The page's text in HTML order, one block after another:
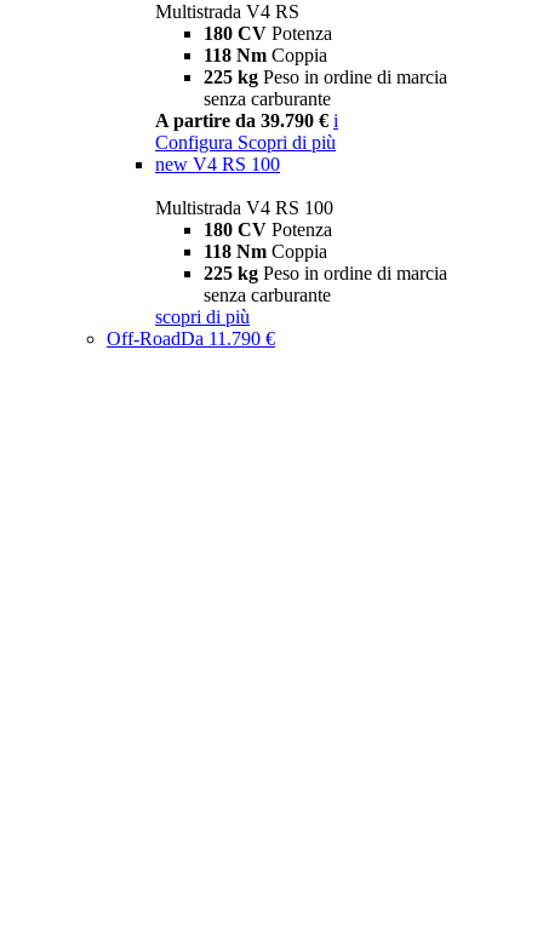
Multistrada V4 RS
180 CV Potenza
118 Nm Coppia
225 kg Peso in ordine di marcia
senza carburante
A partire da 39.790 € i
Configura Scopri di più
new V4 RS 100
Multistrada V4 RS 100
180 CV Potenza
118 Nm Coppia
225 kg Peso in ordine di marcia
senza carburante
scopri di più
Off-RoadDa 11.790 €